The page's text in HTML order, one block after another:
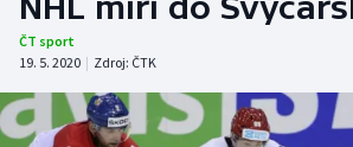
Tenis
Atletika
Cyklistika
ČT sport
19. 5. 2020 | Zdroj: ČTK